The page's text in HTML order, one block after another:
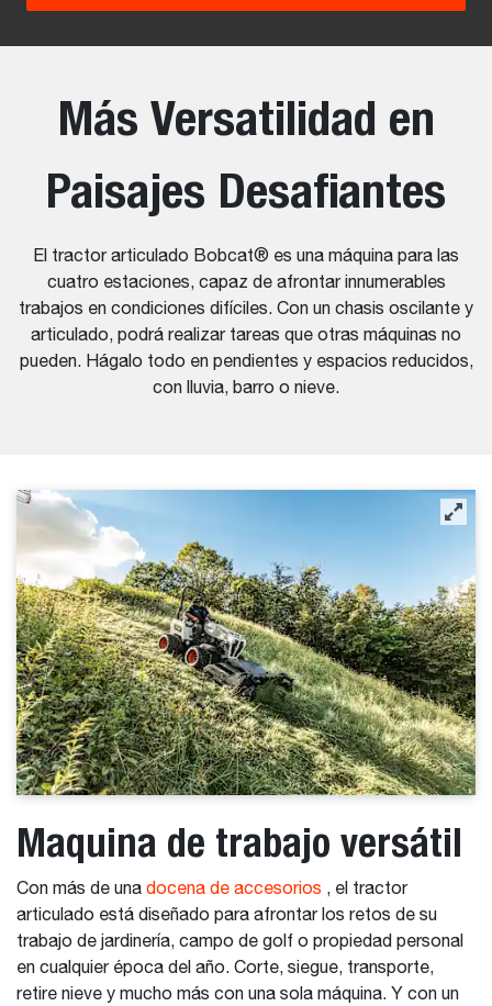
Más Versatilidad en
Paisajes Desafiantes
El tractor articulado Bobcat® es una máquina para las
cuatro estaciones, capaz de afrontar innumerables
trabajos en condiciones difíciles. Con un chasis oscilante y
articulado, podrá realizar tareas que otras máquinas no
pueden. Hágalo todo en pendientes y espacios reducidos,
con lluvia, barro o nieve.
Maquina de trabajo versátil
Con más de una docena de accesorios , el tractor
articulado está diseñado para afrontar los retos de su
trabajo de jardinería, campo de golf o propiedad personal
en cualquier época del año. Corte, siegue, transporte,
retire nieve y mucho más con una sola máquina. Y con un